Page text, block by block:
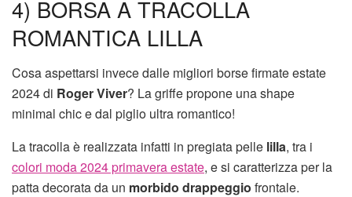
4) BORSA A TRACOLLA
ROMANTICA LILLA
Cosa aspettarsi invece dalle migliori borse firmate estate
2024 di Roger Viver? La griffe propone una shape
minimal chic e dal piglio ultra romantico!
La tracolla è realizzata infatti in pregiata pelle lilla, tra i
colori moda 2024 primavera estate, e si caratterizza per la
patta decorata da un morbido drappeggio frontale.